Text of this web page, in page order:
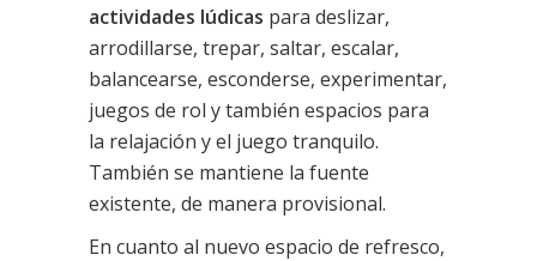
actividades lúdicas para deslizar,
arrodillarse, trepar, saltar, escalar,
balancearse, esconderse, experimentar,
juegos de rol y también espacios para
la relajación y el juego tranquilo.
También se mantiene la fuente
existente, de manera provisional.
En cuanto al nuevo espacio de refresco,